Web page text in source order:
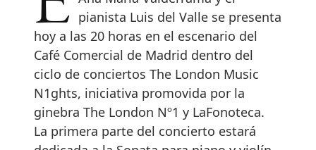
pianista Luis del Valle se presenta
hoy a las 20 horas en el escenario del
Café Comercial de Madrid dentro del
ciclo de conciertos The London Music
N1ghts, iniciativa promovida por la
ginebra The London Nº1 y LaFonoteca.
La primera parte del concierto estará